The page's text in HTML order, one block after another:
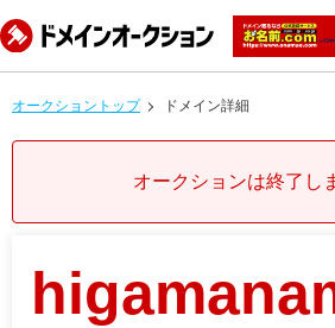
オークショントップ ドメイン詳細
オークションは終了し